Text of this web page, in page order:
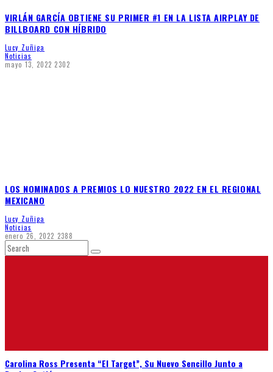
VIRLÁN GARCÍA OBTIENE SU PRIMER #1 EN LA LISTA AIRPLAY DE
BILLBOARD CON HÍBRIDO
Lucy Zuñiga
Noticias
mayo 13, 2022 2302
LOS NOMINADOS A PREMIOS LO NUESTRO 2022 EN EL REGIONAL
MEXICANO
Lucy Zuñiga
Noticias
enero 26, 2022 2388
Carolina Ross Presenta “El Target”, Su Nuevo Sencillo Junto a